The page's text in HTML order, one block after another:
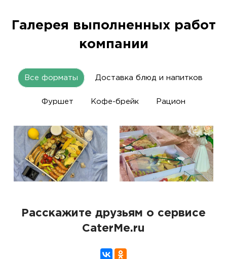
Галерея выполненных работ
компании
Все форматы Доставка блюд и напитков
Фуршет Кофе-брейк Рацион
Расскажите друзьям о сервисе
CaterMe.ru